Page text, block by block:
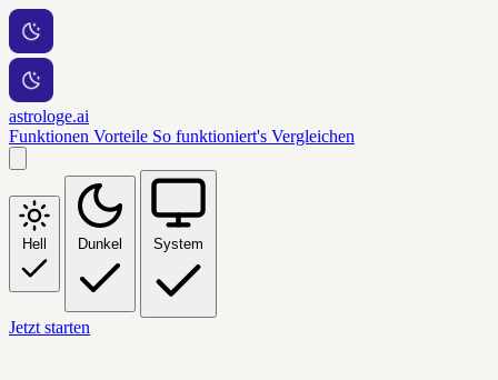
astrologe.ai
Funktionen Vorteile So funktioniert's Vergleichen
Hell Dunkel System
Jetzt starten